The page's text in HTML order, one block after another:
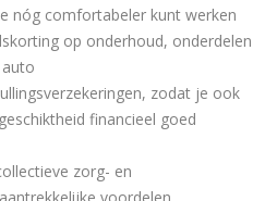
nóg comfortabeler kunt werken
op onderhoud, onderdelen
zodat je ook
financieel goed
zorg- en